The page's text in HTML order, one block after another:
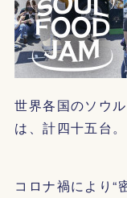
世界各国のソウ
は、計四十五台。
コロナ禍により“